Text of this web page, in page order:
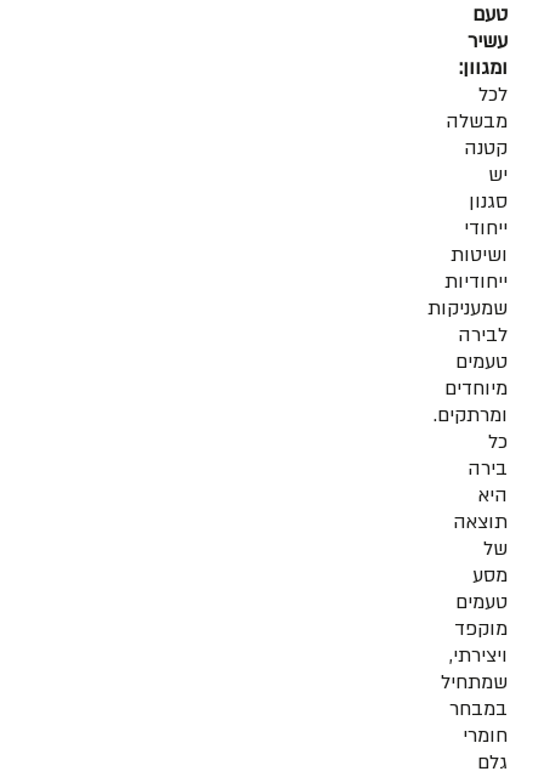
טעם
עשיר
ומגוון:
לכל
מבשלה
קטנה
יש
סגנון
ייחודי
ושיטות
ייחודיות
שמעניקות
לבירה
טעמים
מיוחדים
ומרתקים.
כל
בירה
היא
תוצאה
של
מסע
טעמים
מוקפד
ויצירתי,
שמתחיל
במבחר
חומרי
גלם